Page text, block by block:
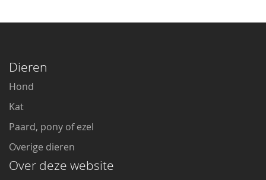
Dieren
Hond
Kat
Paard, pony of ezel
Overige dieren
Over deze website